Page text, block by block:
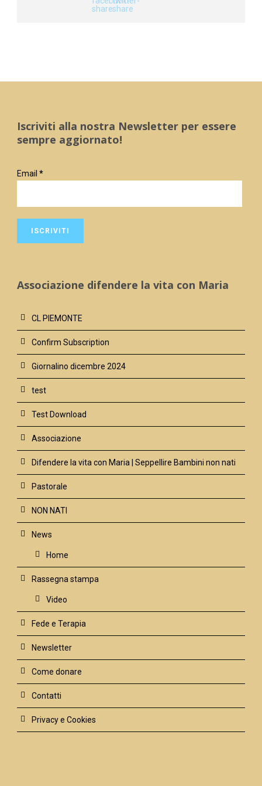
Iscriviti alla nostra Newsletter per essere
sempre aggiornato!
Email *
Associazione difendere la vita con Maria
CL PIEMONTE
Confirm Subscription
Giornalino dicembre 2024
test
Test Download
Associazione
Difendere la vita con Maria | Seppellire Bambini non nati
Pastorale
NON NATI
News
Home
Rassegna stampa
Video
Fede e Terapia
Newsletter
Come donare
Contatti
Privacy e Cookies